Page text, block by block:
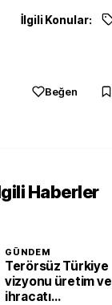
İlgili Konular:
Beğen
Haberler
GÜNDEM
Terörsüz Türkiye
vizyonu üretim ve
ihracatı